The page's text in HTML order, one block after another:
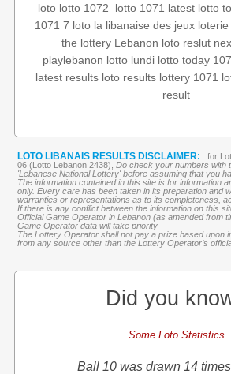
loto lotto 1072 lotto 1071 latest lotto
1071 7 loto la libanaise des jeux
the lottery Lebanon loto reslut
playlebanon lotto lundi lotto today
latest results loto results lottery 1071
result
LOTO LIBANAIS RESULTS DISCLAIMER:
for
06 (Lotto Lebanon 2438), Do check your numbers with
'Lebanese National Lottery' before assuming that you
The information contained in this site is for information
only. Every care has been taken in its preparation and
warranties or representations as to its completeness,
If there is any conflict between the information on this
Official Game Operator in Lebanon (as amended from
Game Operator data will take priority
The Lottery Operator shall not pay a prize based upon
from any source other than the Lottery Operator’s
Did you
Some Loto Statistics
Ball 10 was drawn 14